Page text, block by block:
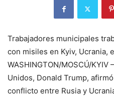
Trabajadores municipales
con misiles en Kyiv, Ucrania,
WASHINGTON/MOSCÚ/
Unidos, Donald Trump,
conflicto entre Rusia y